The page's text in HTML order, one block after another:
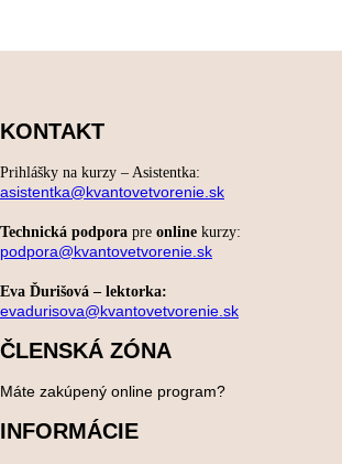
KONTAKT
Prihlášky na kurzy – Asistentka:
asistentka@kvantovetvorenie.sk
Technická podpora pre online kurzy:
podpora@kvantovetvorenie.sk
Eva Ďurišová – lektorka:
evadurisova@kvantovetvorenie.sk
ČLENSKÁ ZÓNA
Máte zakúpený online program?
INFORMÁCIE